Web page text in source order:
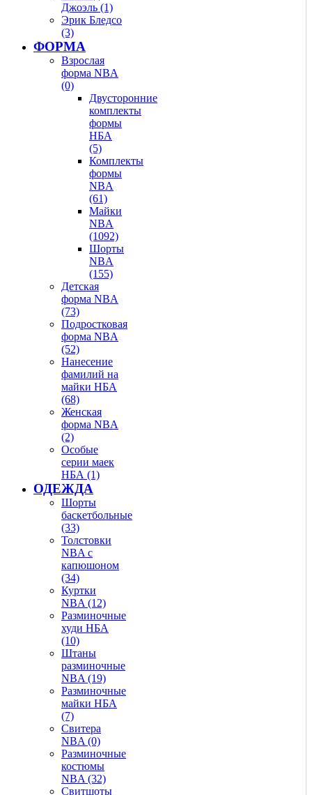
Джоэль (1)
Эрик Бледсо
(3)
ФОРМА
Взрослая
форма NBA
(0)
Двусторонние
комплекты
формы
НБА
(5)
Комплекты
формы
NBA
(61)
Майки
NBA
(1092)
Шорты
NBA
(155)
Детская
форма NBA
(73)
Подростковая
форма NBA
(52)
Нанесение
фамилий на
майки НБА
(68)
Женская
форма NBA
(2)
Особые
серии маек
НБА (1)
ОДЕЖДА
Шорты
баскетбольные
(33)
Толстовки
NBA с
капюшоном
(34)
Куртки
NBA (12)
Разминочные
худи НБА
(10)
Штаны
разминочные
NBA (19)
Разминочные
майки НБА
(7)
Свитера
NBA (0)
Разминочные
костюмы
NBA (32)
Свитшоты